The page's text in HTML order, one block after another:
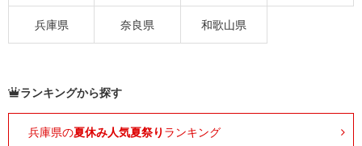
兵庫県 奈良県 和歌山県
ランキングから探す
兵庫県の夏休み人気夏祭り ランキング